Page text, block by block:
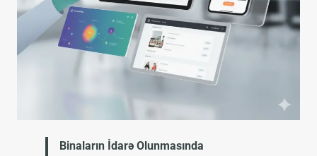
Binaların İdarə Olunmasında